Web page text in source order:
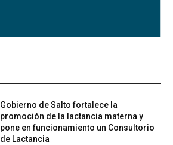
Gobierno de Salto fortalece la
promoción de la lactancia materna y
pone en funcionamiento un Consultorio
de Lactancia